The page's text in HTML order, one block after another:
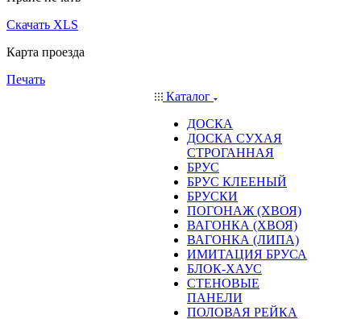
Скачать XLS
Карта проезда
Печать
Каталог
ДОСКА
ДОСКА СУХАЯ
СТРОГАННАЯ
БРУС
БРУС КЛЕЕНЫЙ
БРУСКИ
ПОГОНАЖ (ХВОЯ)
ВАГОНКА (ХВОЯ)
ВАГОНКА (ЛИПА)
ИМИТАЦИЯ БРУСА
БЛОК-ХАУС
СТЕНОВЫЕ
ПАНЕЛИ
ПОЛОВАЯ РЕЙКА